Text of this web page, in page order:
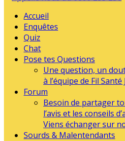
Accueil
Enquêtes
Quiz
Chat
Pose tes Questions
Une question, un
à l’équipe de Fil Santé
Forum
Besoin de partager
l’avis et les conseils
Viens échanger sur
Sourds & Malentendants